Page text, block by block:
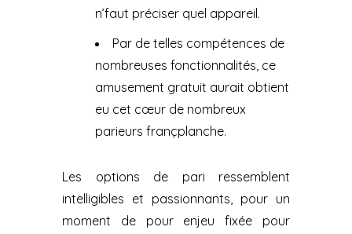
n’faut préciser quel appareil.
Par de telles compétences de
nombreuses fonctionnalités, ce
amusement gratuit aurait obtient
eu cet cœur de nombreux
parieurs françplanche.
Les options de pari ressemblent
intelligibles et passionnants, pour un
moment de pour enjeu fixée pour